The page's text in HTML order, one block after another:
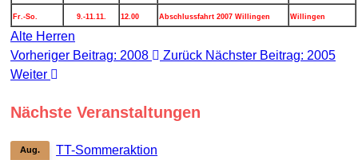
Fr.-So. 9.-11.11. 12.00 Abschlussfahrt 2007 Willingen Willingen
Alte Herren
Vorheriger Beitrag: 2008
Zurück Nächster Beitrag: 2005
Weiter
Nächste Veranstaltungen
Aug. TT-Sommeraktion